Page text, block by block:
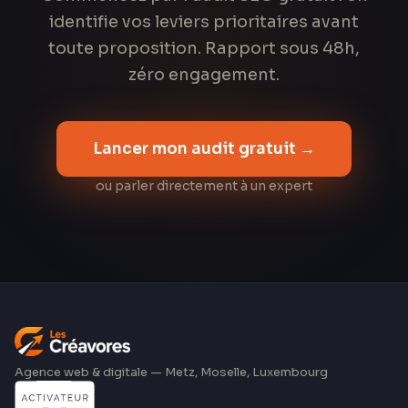
identifie vos leviers prioritaires avant
toute proposition. Rapport sous 48h,
zéro engagement.
Lancer mon audit gratuit →
ou parler directement à un expert
Agence web & digitale — Metz, Moselle, Luxembourg